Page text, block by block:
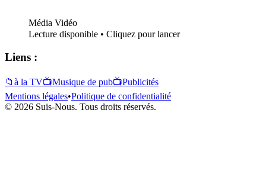
Média Vidéo
Lecture disponible • Cliquez pour lancer
Liens :
📁 à la TV📺Musique de pub📺Publicités
Mentions légales•Politique de confidentialité
© 2026 Suis-Nous. Tous droits réservés.